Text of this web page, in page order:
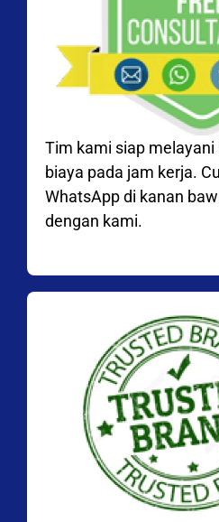
Tim kami siap
biaya pada jam kerja.
WhatsApp di kanan
dengan kami.